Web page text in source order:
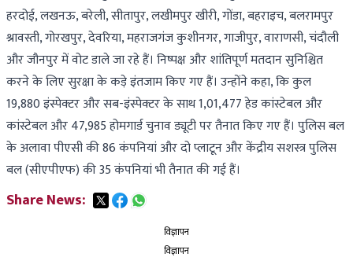
हरदोई, लखनऊ, बरेली, सीतापुर, लखीमपुर खीरी, गोंडा, बहराइच, बलरामपुर
श्रावस्ती, गोरखपुर, देवरिया, महराजगंज कुशीनगर, गाजीपुर, वाराणसी, चंदौली
और जौनपुर में वोट डाले जा रहे हैं। निष्पक्ष और शांतिपूर्ण मतदान सुनिश्चित
करने के लिए सुरक्षा के कड़े इंतजाम किए गए हैं। उन्होंने कहा, कि कुल
19,880 इंस्पेक्टर और सब-इंस्पेक्टर के साथ 1,01,477 हेड कांस्टेबल और
कांस्टेबल और 47,985 होमगार्ड चुनाव ड्यूटी पर तैनात किए गए हैं। पुलिस बल
के अलावा पीएसी की 86 कंपनियां और दो प्लाटून और केंद्रीय सशस्त्र पुलिस
बल (सीएपीएफ) की 35 कंपनियां भी तैनात की गई हैं।
Share News:
विज्ञापन
विज्ञापन